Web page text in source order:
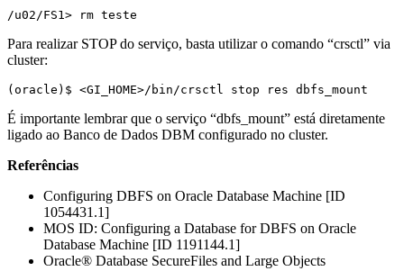
/u02/FS1> rm teste
Para realizar STOP do serviço, basta utilizar o comando “crsctl” via
cluster:
(oracle)$ <GI_HOME>/bin/crsctl stop res dbfs_mount
É importante lembrar que o serviço “dbfs_mount” está diretamente
ligado ao Banco de Dados DBM configurado no cluster.
Referências
Configuring DBFS on Oracle Database Machine [ID
1054431.1]
MOS ID: Configuring a Database for DBFS on Oracle
Database Machine [ID 1191144.1]
Oracle® Database SecureFiles and Large Objects